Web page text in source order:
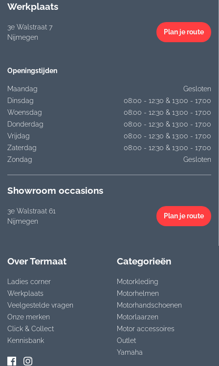
Werkplaats
3e Walstraat 7
Nijmegen
Plan je route
Openingstijden
Maandag
Gesloten
Dinsdag
08:00 - 12:30 & 13:00 - 17:00
Woensdag
08:00 - 12:30 & 13:00 - 17:00
Donderdag
08:00 - 12:30 & 13:00 - 17:00
Vrijdag
08:00 - 12:30 & 13:00 - 17:00
Zaterdag
08:00 - 12:30 & 13:00 - 17:00
Zondag
Gesloten
Showroom occasions
3e Walstraat 61
Nijmegen
Plan je route
Over Termaat
Ladies corner
Werkplaats
Veelgestelde vragen
Onze merken
Click & Collect
Kennisbank
Categorieën
Motorkleding
Motorhelmen
Motorhandschoenen
Motorlaarzen
Motor accessoires
Outlet
Yamaha